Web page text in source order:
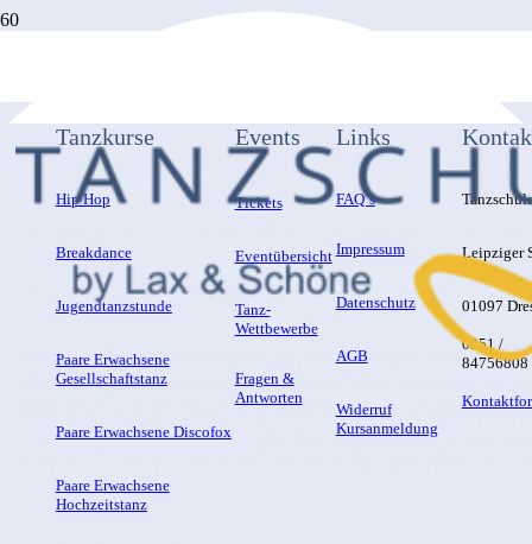
Tanzkurse
Hip Hop
Breakdance
Jugendtanzstunde
Paare Erwachsene
Gesellschaftstanz
Paare Erwachsene Discofox
Paare Erwachsene
Hochzeitstanz
Events
Tickets
Eventübersicht
Tanz-
Wettbewerbe
Fragen &
Antworten
Links
FAQ´s
Impressum
Datenschutz
AGB
Widerruf
Kursanmeldung
Leipziger
01097
0351 /
84756808